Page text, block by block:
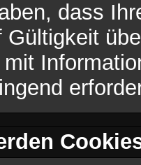
dass
Gültigkeit